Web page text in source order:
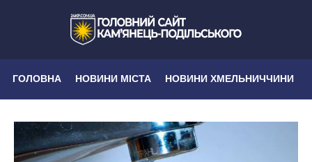
ГОЛОВНА НОВИНИ МІСТА НОВИНИ ХМЕЛЬНИЧЧИНИ